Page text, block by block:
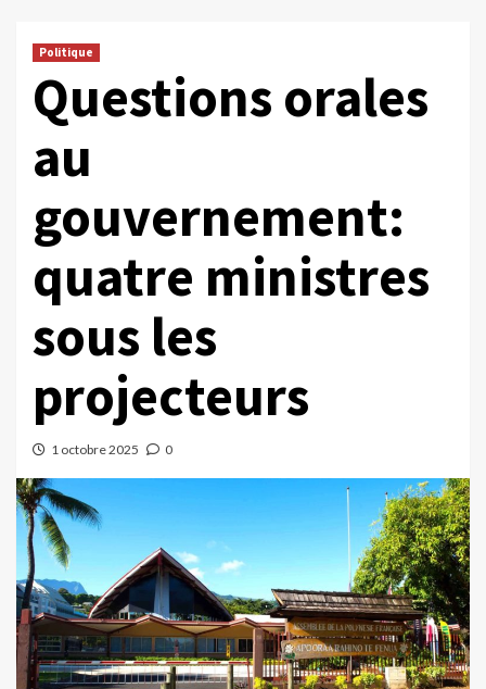
Politique
Questions orales
au
gouvernement:
quatre ministres
sous les
projecteurs
1 octobre 2025 0